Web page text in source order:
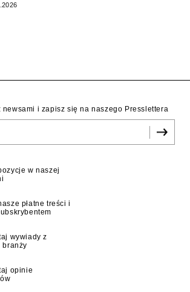
newsami i zapisz się na naszego Presslettera
w naszej
płatne treści i
wywiady z
branży
opinie